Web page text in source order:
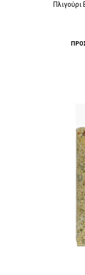
Πλιγούρι